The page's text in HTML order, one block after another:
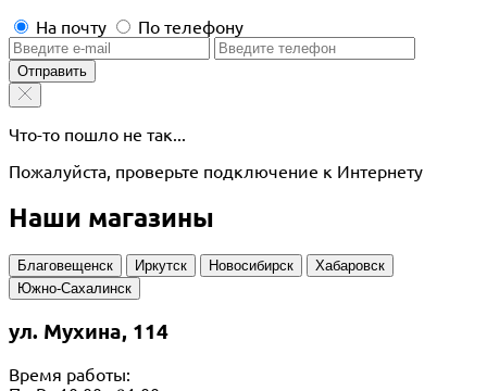
На почту
По телефону
Отправить
Что-то пошло не так...
Пожалуйста, проверьте подключение к Интернету
Наши магазины
Благовещенск Иркутск Новосибирск
Хабаровск
Южно-Сахалинск
ул. Мухина, 114
Время работы: